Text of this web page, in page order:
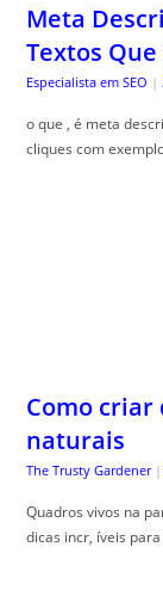
Meta
Textos
Especialista em SEO |
o que , é meta
cliques com
Como criar
naturais
The Trusty Gardener |
Quadros vivos na
dicas incr, íveis